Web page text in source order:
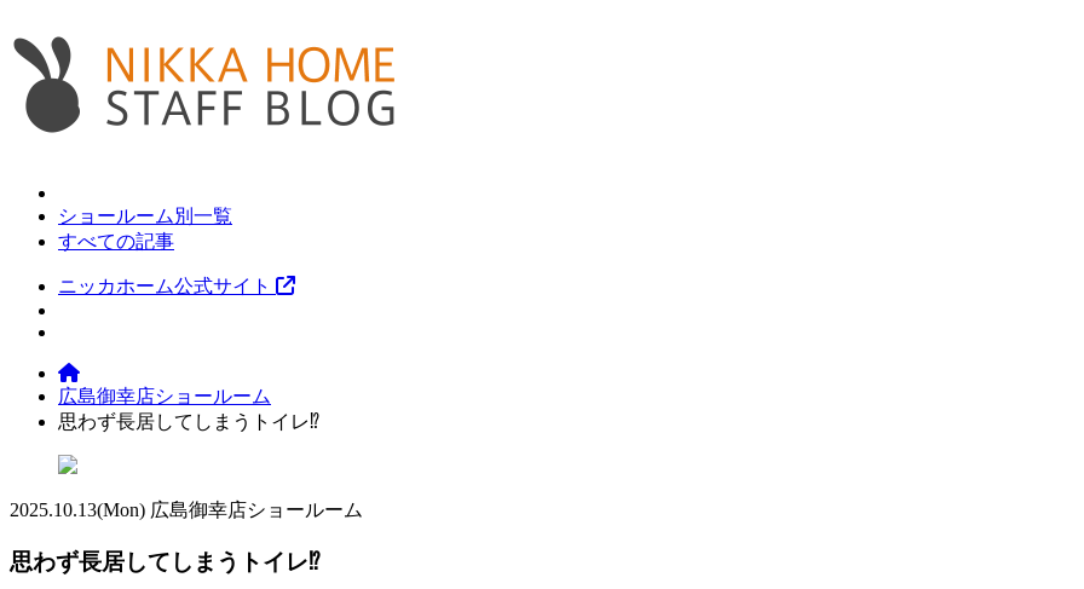
ショールーム別一覧
すべての記事
ニッカホーム公式サイト
広島御幸店ショールーム
思わず長居してしまうトイレ⁉
2025.10.13(Mon) 広島御幸店ショールーム
思わず長居してしまうトイレ⁉